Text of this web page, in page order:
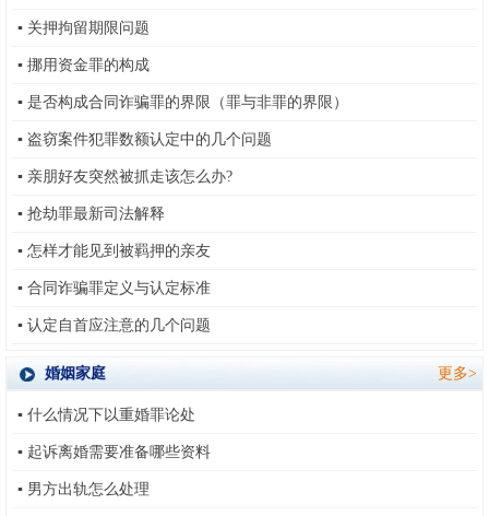
▪ 关押拘留期限问题
▪ 挪用资金罪的构成
▪ 是否构成合同诈骗罪的界限（罪与非罪的界限）
▪ 盗窃案件犯罪数额认定中的几个问题
▪ 亲朋好友突然被抓走该怎么办?
▪ 抢劫罪最新司法解释
▪ 怎样才能见到被羁押的亲友
▪ 合同诈骗罪定义与认定标准
▪ 认定自首应注意的几个问题
更多>
婚姻家庭
▪ 什么情况下以重婚罪论处
▪ 起诉离婚需要准备哪些资料
▪ 男方出轨怎么处理